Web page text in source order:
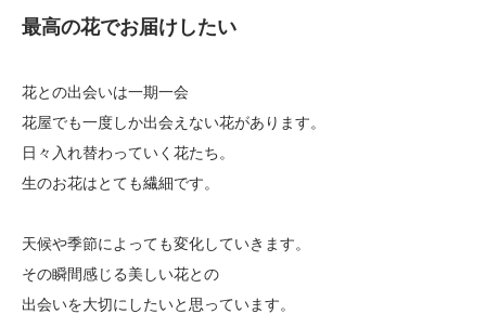
最高の花でお届けしたい
花との出会いは一期一会
花屋でも一度しか出会えない花があります。
日々入れ替わっていく花たち。
生のお花はとても繊細です。
天候や季節によっても変化していきます。
その瞬間感じる美しい花との
出会いを大切にしたいと思っています。